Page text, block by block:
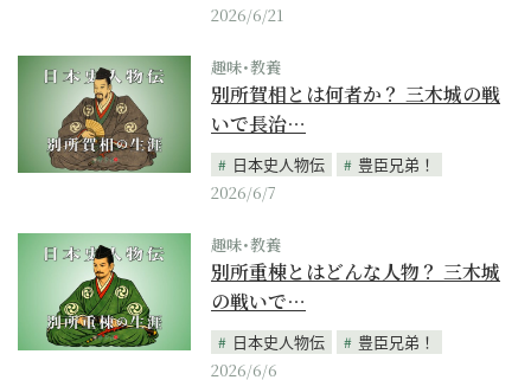
2026/6/21
趣味･教養
別所賀相とは何者か？ 三木城の戦
いで長治…
日本史人物伝
豊臣兄弟！
2026/6/7
趣味･教養
別所重棟とはどんな人物？ 三木城
の戦いで…
日本史人物伝
豊臣兄弟！
2026/6/6